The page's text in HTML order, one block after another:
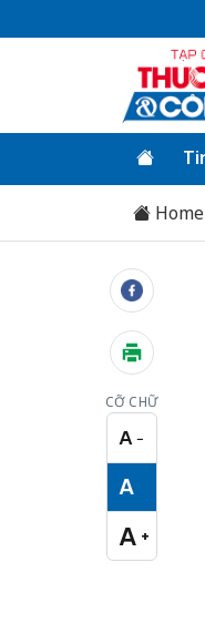
Home
CỠ CHỮ
A −
Cỡ chữ
A
Cỡ chữ
A +
Cỡ